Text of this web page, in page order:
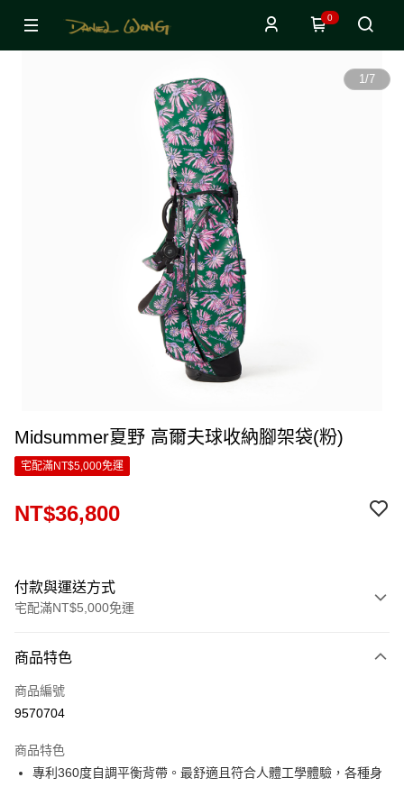
0
1/7
Midsummer夏野 高爾夫球收納腳架袋(粉)
宅配滿NT$5,000免運
NT$36,800
付款與運送方式
宅配滿NT$5,000免運
信用卡一次付款
LINE Pay
ATM付款
商品特色
商品編號
9570704
商品特色
專利360度自調平衡背帶。最舒適且符合人體工學體驗，各種身